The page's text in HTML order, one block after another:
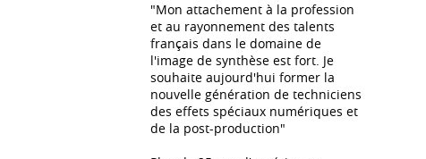
"Mon attachement à la profession
et au rayonnement des talents
français dans le domaine de
l'image de synthèse est fort. Je
souhaite aujourd'hui former la
nouvelle génération de techniciens
des effets spéciaux numériques et
de la post-production"